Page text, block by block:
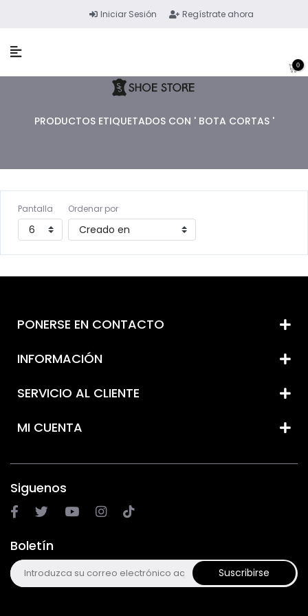
Iniciar Sesión Regístrate ahora
0
PRODUCTOS ETIQUETADOS CON ' BOTA CORTAS '
Pantalla Ordenar por
PONERSE EN CONTACTO
INFORMACIÓN
SERVICIO AL CLIENTE
MI CUENTA
Siguenos
Boletín
Suscribirse